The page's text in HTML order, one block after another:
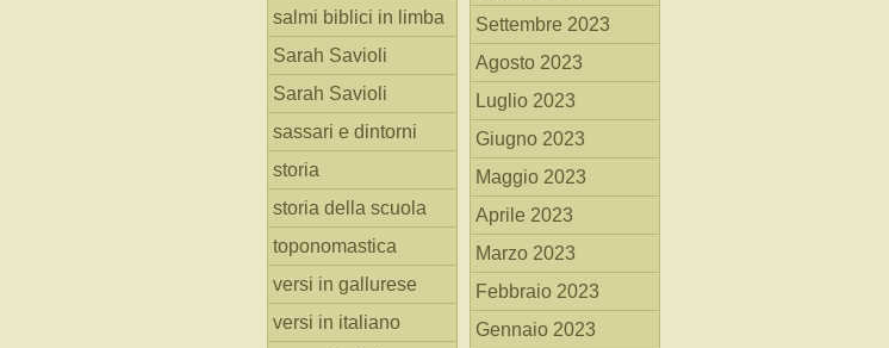
salmi biblici in limba
Sarah Savioli
Sarah Savioli
sassari e dintorni
storia
storia della scuola
toponomastica
versi in gallurese
versi in italiano
Settembre 2023
Agosto 2023
Luglio 2023
Giugno 2023
Maggio 2023
Aprile 2023
Marzo 2023
Febbraio 2023
Gennaio 2023